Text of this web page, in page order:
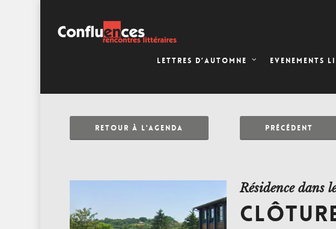
LETTRES D’AUTOMNE EVENEMENTS
RETOUR À L'AGENDA PRÉCÉDENT
Résidence dans